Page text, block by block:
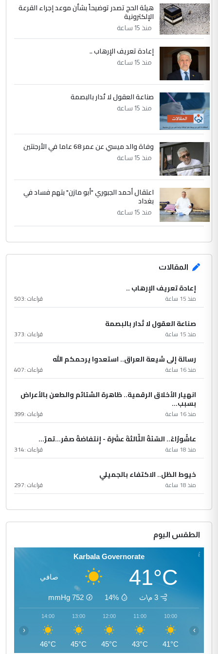
الموضوع :
مكتب السيد احمد الصافي : لا يوجود
لدينا اي حساب على الفيس بوك وتويتر
هيئة الحج تصدر توضيحاً بشأن موعد إجراء القرعة
الإلكترونية
منذ 15 ساعة
إعادة تعريف الإرهاب ..
منذ 15 ساعة
صناعة العقول لا تُدار بالبصمة
منذ 15 ساعة
وفاة والد ميسي عن عمر 68 عاما في الأرجنتين
منذ 15 ساعة
اعتقال أحمد الجبوري "أبو مازن" بتهم فساد في
بغداد
منذ 15 ساعة
المقالات
إعادة تعريف الإرهاب ..
منذ 15 ساعة قراءات :503
صناعة العقول لا تُدار بالبصمة
منذ 15 ساعة قراءات :373
رسالة إلى شيعة العراق.. استعدوا يرحمكم الله
منذ 16 ساعة قراءات :407
انهيار الأخلاق الرقمية.. ظاهرة الشتائم والطعن بالأعراض
بسبب...
منذ 16 ساعة قراءات :399
عاشُورْاءُ.. السّنَةُ الثّالثةَ عشَرَة - إِنتفاضةُ صفَر…تمرّ...
منذ 18 ساعة قراءات :314
خيوط الظل.. الاكتفاء بالجميلي
منذ 18 ساعة قراءات :297
الطقس اليوم
Karbala Governorate
41°C صافي
3 م\ث 14%
752
mmHg
10:00
41°C
11:00
43°C
12:00
45°C
13:00
45°C
14:00
46°C
‹ ›